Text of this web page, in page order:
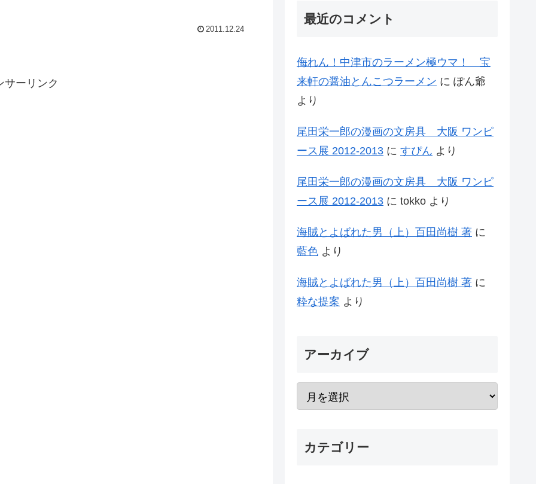
2011.12.24
サーリンク
最近のコメント
侮れん！中津市のラーメン極ウマ！ 宝
来軒の醤油とんこつラーメン に ぽん爺
より
尾田栄一郎の漫画の文房具 大阪 ワンピ
ース展 2012-2013 に すぴん より
尾田栄一郎の漫画の文房具 大阪 ワンピ
ース展 2012-2013 に tokko より
海賊とよばれた男（上）百田尚樹 著 に
藍色 より
海賊とよばれた男（上）百田尚樹 著 に
粋な提案 より
アーカイブ
カテゴリー